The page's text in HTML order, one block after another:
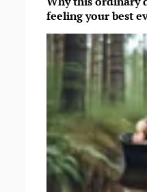
feeling your best